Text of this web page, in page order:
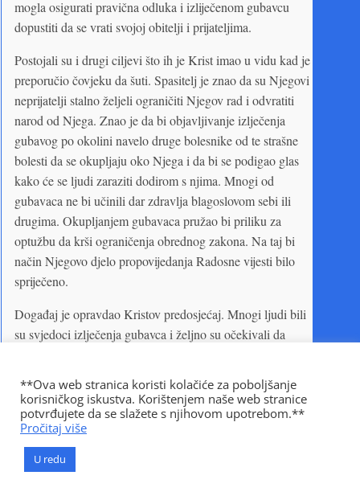
mogla osigurati pravična odluka i izliječenom gubavcu
dopustiti da se vrati svojoj obitelji i prijateljima.
Postojali su i drugi ciljevi što ih je Krist imao u vidu kad je
preporučio čovjeku da šuti. Spasitelj je znao da su Njegovi
neprijatelji stalno željeli ograničiti Njegov rad i odvratiti
narod od Njega. Znao je da bi objavljivanje izlječenja
gubavog po okolini navelo druge bolesnike od te strašne
bolesti da se okupljaju oko Njega i da bi se podigao glas
kako će se ljudi zaraziti dodirom s njima. Mnogi od
gubavaca ne bi učinili dar zdravlja blagoslovom sebi ili
drugima. Okupljanjem gubavaca pružao bi priliku za
optužbu da krši ograničenja obrednog zakona. Na taj bi
način Njegovo djelo propovijedanja Radosne vijesti bilo
spriječeno.
Događaj je opravdao Kristov predosjećaj. Mnogi ljudi bili
su svjedoci izlječenja gubavca i željno su očekivali da
upozorenju, čovjek nije činio nikakav napor da zataji
činjenicu o svojem izlječenju. Premda bi je doista bilo
nemoguće sakriti, gubavac ju je ipak objavljivao posvuda.
Smatrajući da mu je samo Isusova skromnost stavila ovo
ograničenje, išao je okolo objavljujući moć ovog Velikog
**Ova web stranica koristi kolačiće za poboljšanje
korisničkog iskustva. Korištenjem naše web stranice
potvrđujete da se slažete s njihovom upotrebom.**
Pročitaj više
U redu